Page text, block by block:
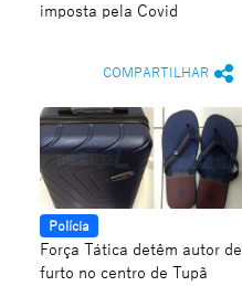
imposta pela Covid
COMPARTILHAR
Polícia
Força Tática detêm autor de
furto no centro de Tupã